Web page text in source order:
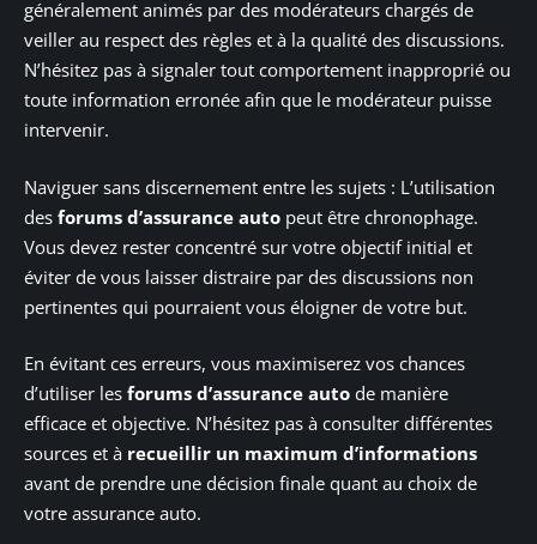
généralement animés par des modérateurs chargés de
veiller au respect des règles et à la qualité des discussions.
N’hésitez pas à signaler tout comportement inapproprié ou
toute information erronée afin que le modérateur puisse
intervenir.
Naviguer sans discernement entre les sujets : L’utilisation
des forums d’assurance auto peut être chronophage.
Vous devez rester concentré sur votre objectif initial et
éviter de vous laisser distraire par des discussions non
pertinentes qui pourraient vous éloigner de votre but.
En évitant ces erreurs, vous maximiserez vos chances
d’utiliser les forums d’assurance auto de manière
efficace et objective. N’hésitez pas à consulter différentes
sources et à recueillir un maximum d’informations
avant de prendre une décision finale quant au choix de
votre assurance auto.